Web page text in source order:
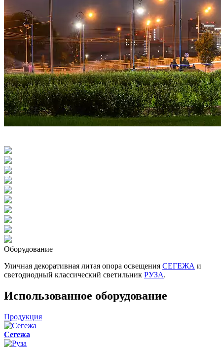
Оборудование
Уличная декоративная литая опора освещения СЕГЕЖА и
светодиодный классический светильник РУЗА.
Использованное оборудование
Продукция
Сегежа